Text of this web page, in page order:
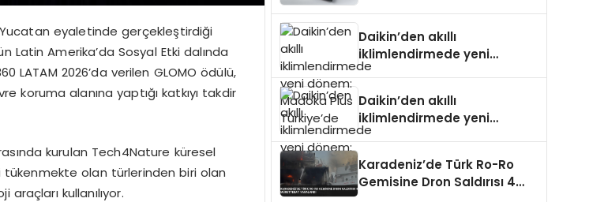
Yucatan eyaletinde gerçekleştirdiği
Latin Amerika’da Sosyal Etki dalında
LATAM 2026’da verilen GLOMO ödülü,
koruma alanına yaptığı katkıyı takdir
kurulan Tech4Nature küresel
tükenmekte olan türlerinden biri olan
kullanılıyor.
Daikin’den akıllı
iklimlendirmede yeni
dönem: Madoka Plus
Daikin’den akıllı
iklimlendirmede yeni
dönem: Madoka Plus
Karadeniz’de Türk Ro-Ro
Gemisine Dron Saldırısı 4